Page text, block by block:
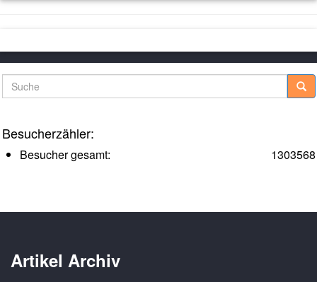
Suche
Besucherzähler:
1303568
Besucher gesamt:
Artikel Archiv